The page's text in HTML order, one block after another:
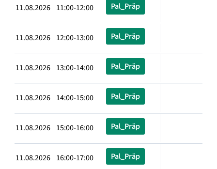
11.08.2026 11:00-12:00 Pal_Präp
11.08.2026 12:00-13:00 Pal_Präp
11.08.2026 13:00-14:00 Pal_Präp
11.08.2026 14:00-15:00 Pal_Präp
11.08.2026 15:00-16:00 Pal_Präp
11.08.2026 16:00-17:00 Pal_Präp